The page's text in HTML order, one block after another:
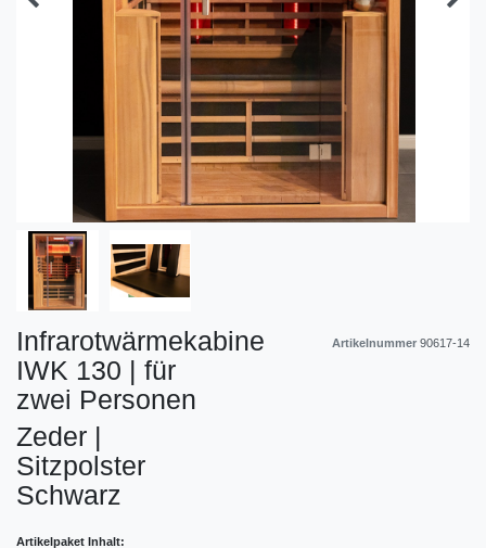
Infrarotwärmekabine
IWK 130 | für
zwei Personen
Zeder |
Sitzpolster
Schwarz
Artikelnummer 90617-14
Artikelpaket Inhalt: